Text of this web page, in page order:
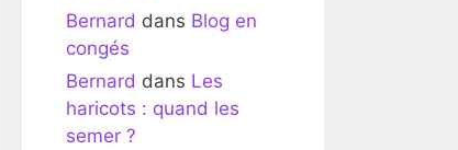
Bernard dans Blog en
congés
Bernard dans Les
haricots : quand les
semer ?